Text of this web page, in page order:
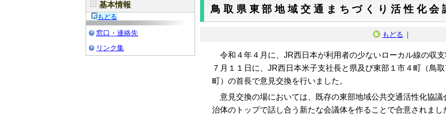
基本情報
もどる
窓口・連絡先
リンク集
鳥取県東部地域交通まちづくり活性化会
もどる ｜
令和４年４月に、JR西日本が利用者の少ないローカル線の収
７月１１日に、JR西日本米子支社長と県及び東部１市４町（鳥
町）の首長で意見交換を行いました。
意見交換の場においては、既存の東部地域公共交通活性化協
治体のトップで話し合う新たな会議体を作ることで合意されま